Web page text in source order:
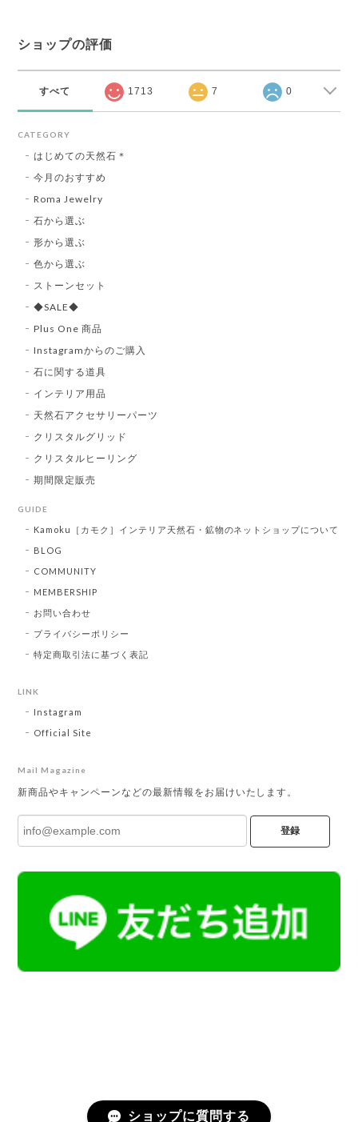
ショップの評価
すべて 1713 7 0
CATEGORY
はじめての天然石＊
今月のおすすめ
Roma Jewelry
石から選ぶ
形から選ぶ
色から選ぶ
ストーンセット
◆SALE◆
Plus One 商品
Instagramからのご購入
石に関する道具
インテリア用品
天然石アクセサリーパーツ
クリスタルグリッド
クリスタルヒーリング
期間限定販売
GUIDE
Kamoku［カモク］インテリア天然石・鉱物のネットショップについて
BLOG
COMMUNITY
MEMBERSHIP
お問い合わせ
プライバシーポリシー
特定商取引法に基づく表記
LINK
Instagram
Official Site
Mail Magazine
新商品やキャンペーンなどの最新情報をお届けいたします。
登録
ショップに質問する